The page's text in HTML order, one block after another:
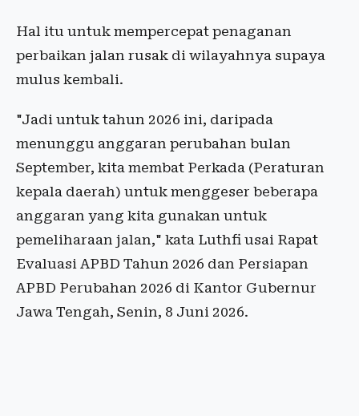
Hal itu untuk mempercepat penaganan
perbaikan jalan rusak di wilayahnya supaya
mulus kembali.
"Jadi untuk tahun 2026 ini, daripada
menunggu anggaran perubahan bulan
September, kita membat Perkada (Peraturan
kepala daerah) untuk menggeser beberapa
anggaran yang kita gunakan untuk
pemeliharaan jalan," kata Luthfi usai Rapat
Evaluasi APBD Tahun 2026 dan Persiapan
APBD Perubahan 2026 di Kantor Gubernur
Jawa Tengah, Senin, 8 Juni 2026.